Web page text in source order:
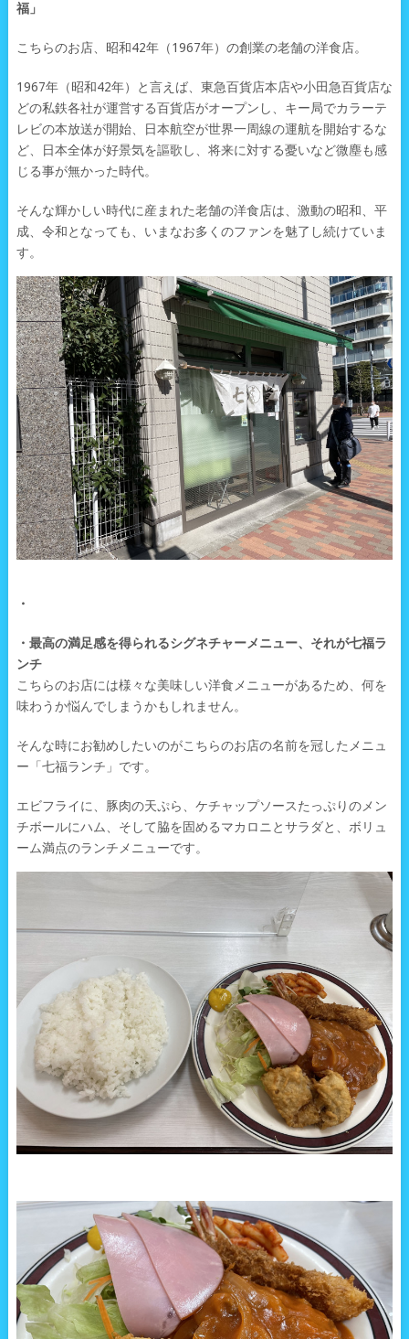
福」
こちらのお店、昭和42年（1967年）の創業の老舗の洋食店。
1967年（昭和42年）と言えば、東急百貨店本店や小田急百貨店な
どの私鉄各社が運営する百貨店がオープンし、キー局でカラーテ
レビの本放送が開始、日本航空が世界一周線の運航を開始するな
ど、日本全体が好景気を謳歌し、将来に対する憂いなど微塵も感
じる事が無かった時代。
そんな輝かしい時代に産まれた老舗の洋食店は、激動の昭和、平
成、令和となっても、いまなお多くのファンを魅了し続けていま
す。
・
・最高の満足感を得られるシグネチャーメニュー、それが七福ラ
ンチ
こちらのお店には様々な美味しい洋食メニューがあるため、何を
味わうか悩んでしまうかもしれません。
そんな時にお勧めしたいのがこちらのお店の名前を冠したメニュ
ー「七福ランチ」です。
エビフライに、豚肉の天ぷら、ケチャップソースたっぷりのメン
チボールにハム、そして脇を固めるマカロニとサラダと、ボリュ
ーム満点のランチメニューです。